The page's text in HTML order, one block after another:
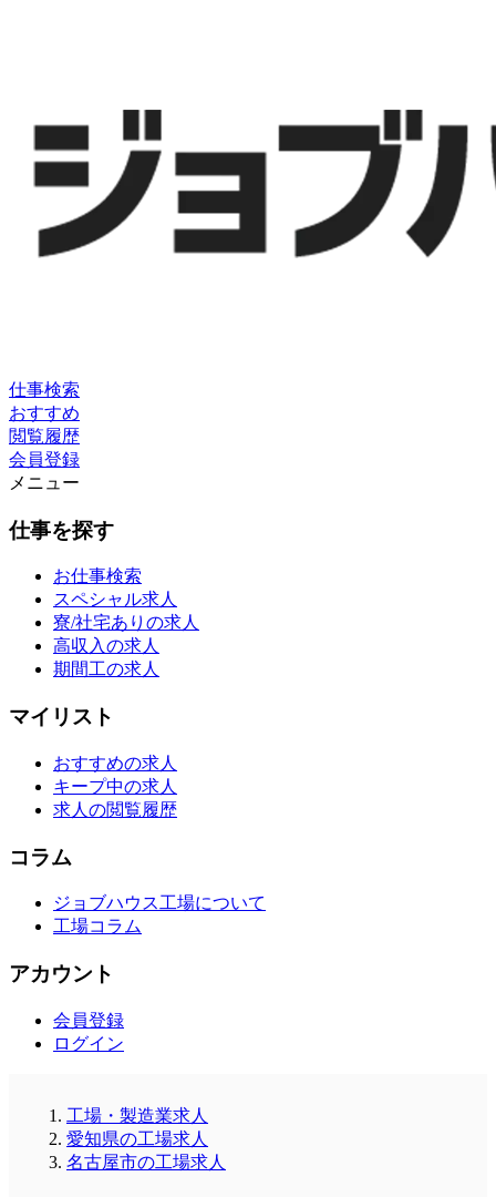
仕事検索
おすすめ
閲覧履歴
会員登録
メニュー
仕事を探す
お仕事検索
スペシャル求人
寮/社宅ありの求人
高収入の求人
期間工の求人
マイリスト
おすすめの求人
キープ中の求人
求人の閲覧履歴
コラム
ジョブハウス工場について
工場コラム
アカウント
会員登録
ログイン
工場・製造業求人
愛知県の工場求人
名古屋市の工場求人